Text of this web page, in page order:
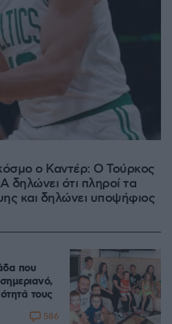
ο Καντέρ: Ο Τούρκος
δηλώνει ότι πληροί τα
και δηλώνει υποψήφιος
που
τους
586